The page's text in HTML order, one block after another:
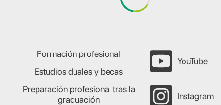
Formación profesional
Estudios duales y becas
Preparación profesional tras la
graduación
YouTube
Instagram